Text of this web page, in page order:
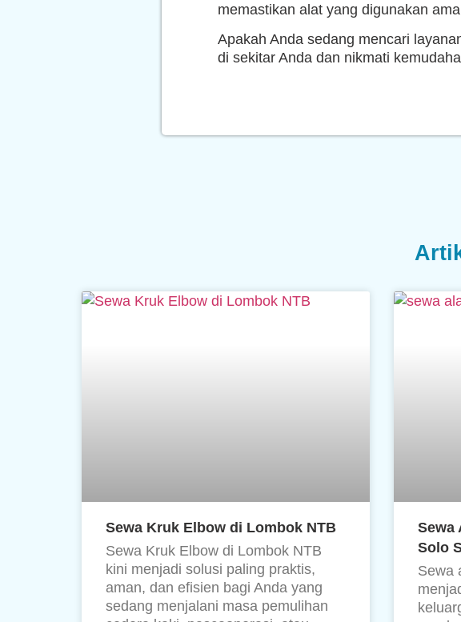
memastikan alat yang digunakan
Apakah Anda sedang mencari
di sekitar Anda dan nikmati
Sewa Kruk Elbow di Lombok NTB
Sewa Kruk Elbow di Lombok NTB
kini menjadi solusi paling praktis,
aman, dan efisien bagi Anda yang
sedang menjalani masa pemulihan
Sewa
Solo
Sewa